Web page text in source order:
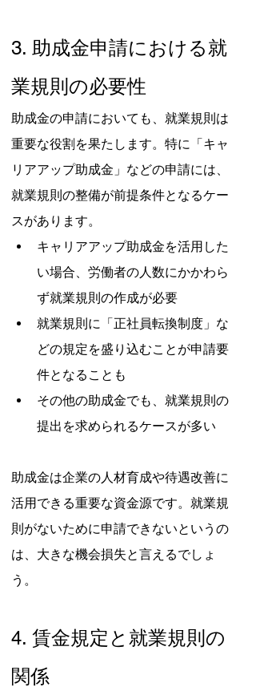
3. 助成金申請における就
業規則の必要性
助成金の申請においても、就業規則は
重要な役割を果たします。特に「キャ
リアアップ助成金」などの申請には、
就業規則の整備が前提条件となるケー
スがあります。
キャリアアップ助成金を活用した
い場合、労働者の人数にかかわら
ず就業規則の作成が必要
就業規則に「正社員転換制度」な
どの規定を盛り込むことが申請要
件となることも
その他の助成金でも、就業規則の
提出を求められるケースが多い
助成金は企業の人材育成や待遇改善に
活用できる重要な資金源です。就業規
則がないために申請できないというの
は、大きな機会損失と言えるでしょ
う。
4. 賃金規定と就業規則の
関係